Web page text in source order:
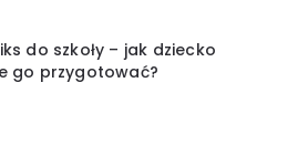
do szkoły – jak dziecko
go przygotować?